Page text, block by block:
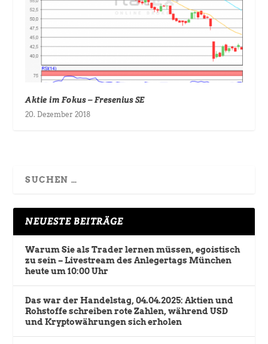
Aktie im Fokus – Fresenius SE
20. Dezember 2018
NEUESTE BEITRÄGE
Warum Sie als Trader lernen müssen, egoistisch
zu sein – Livestream des Anlegertags München
heute um 10:00 Uhr
Das war der Handelstag, 04.04.2025: Aktien und
Rohstoffe schreiben rote Zahlen, während USD
und Kryptowährungen sich erholen